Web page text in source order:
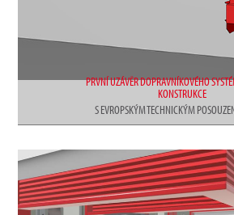
PRVNÍ UZÁVĚR DOPRAVNÍKOVÉHO
KONSTRUKCE
S EVROPSKÝM TECHNICKÝM